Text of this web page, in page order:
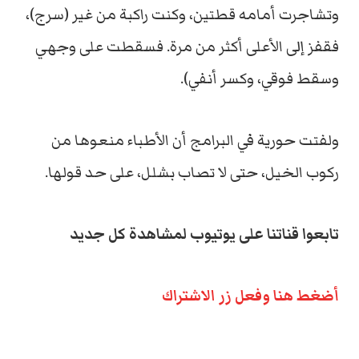
وتشاجرت أمامه قطتين، وكنت راكبة من غير (سرج)،
فقفز إلى الأعلى أكثر من مرة. فسقطت على وجهي
وسقط فوقي، وكسر أنفي).
ولفتت حورية في البرامج أن الأطباء منعوها من
ركوب الخيل، حتى لا تصاب بشلل، على حد قولها.
تابعوا قناتنا على يوتيوب لمشاهدة كل جديد
أضغط هنا وفعل زر الاشتراك